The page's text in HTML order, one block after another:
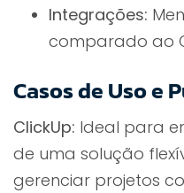
Integrações:
comparado ao
Casos de Uso e
ClickUp: Ideal para
de uma solução
gerenciar projetos